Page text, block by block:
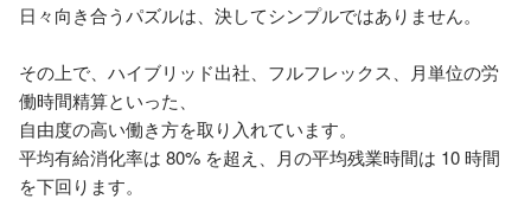
日々向き合うパズルは、決してシンプルではありません。
その上で、ハイブリッド出社、フルフレックス、月単位の労
働時間精算といった、
自由度の高い働き方を取り入れています。
平均有給消化率は 80% を超え、月の平均残業時間は 10 時間
を下回ります。